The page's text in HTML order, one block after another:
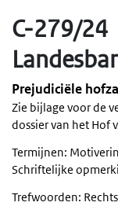
C-279/24
Prejudiciële
Zie bijlage voor de
dossier van het Hof
Termijnen:
Schriftelijke
Trefwoorden: